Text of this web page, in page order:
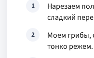
1
Нарезаем
сладкий
2
Моем грибы,
тонко режем.